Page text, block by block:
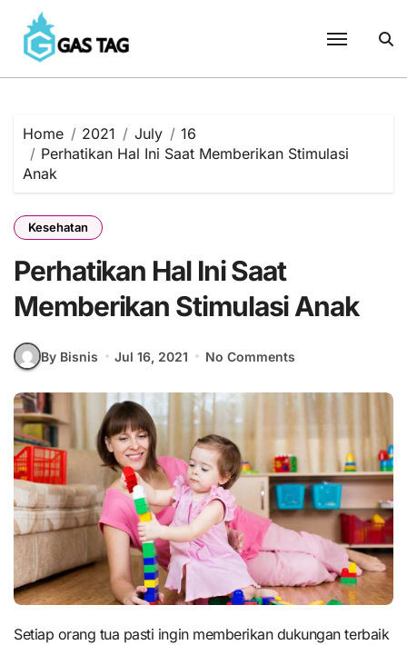
content
Home 2021 July
16
Perhatikan Hal Ini Saat Memberikan Stimulasi
Anak
Kesehatan
Perhatikan Hal Ini Saat
Memberikan Stimulasi Anak
By Bisnis Jul 16, 2021 No Comments
Setiap orang tua pasti ingin memberikan dukungan terbaik